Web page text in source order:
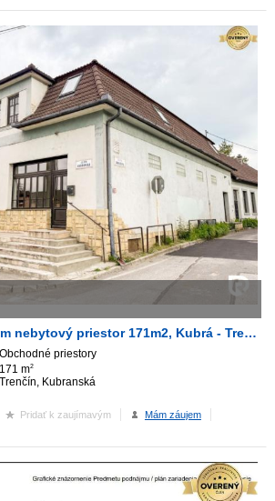
RADO | Na prenájom nebytový priestor 171m2, Kubrá - Trenčín
Obchodné priestory
171 m2
Trenčín, Kubranská
Pridať k zaujímavým Mám záujem